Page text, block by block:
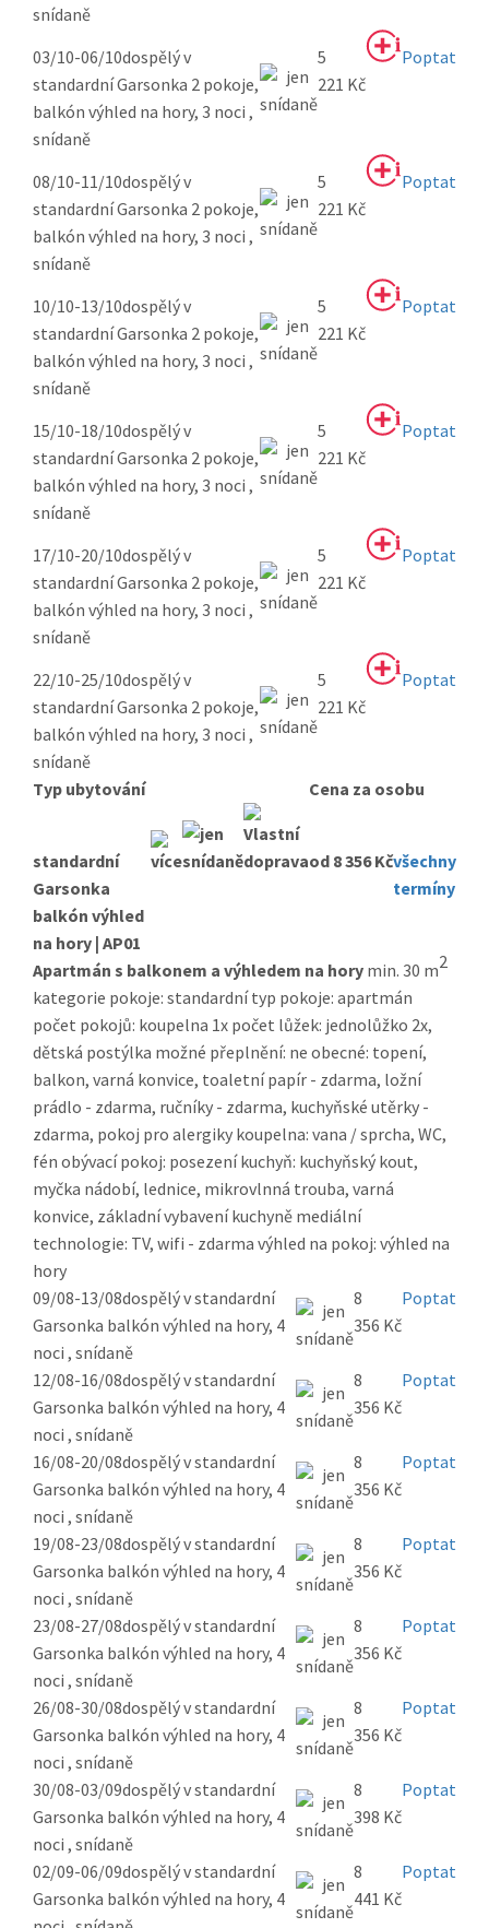
snídaně
03/10-06/10dospělý v
standardní Garsonka 2 pokoje,
balkón výhled na hory, 3 noci ,
snídaně
5
221 Kč
Poptat
08/10-11/10dospělý v
standardní Garsonka 2 pokoje,
balkón výhled na hory, 3 noci ,
snídaně
5
221 Kč
Poptat
10/10-13/10dospělý v
standardní Garsonka 2 pokoje,
balkón výhled na hory, 3 noci ,
snídaně
5
221 Kč
Poptat
15/10-18/10dospělý v
standardní Garsonka 2 pokoje,
balkón výhled na hory, 3 noci ,
snídaně
5
221 Kč
Poptat
17/10-20/10dospělý v
standardní Garsonka 2 pokoje,
balkón výhled na hory, 3 noci ,
snídaně
5
221 Kč
Poptat
22/10-25/10dospělý v
standardní Garsonka 2 pokoje,
balkón výhled na hory, 3 noci ,
snídaně
5
221 Kč
Poptat
Typ ubytování Cena za osobu
standardní
Garsonka
balkón výhled
na hory | AP01
od 8 356 Kčvšechny
termíny
Apartmán s balkonem a výhledem na hory min. 30 m2
kategorie pokoje: standardní typ pokoje: apartmán
počet pokojů: koupelna 1x počet lůžek: jednolůžko 2x,
dětská postýlka možné přeplnění: ne obecné: topení,
balkon, varná konvice, toaletní papír - zdarma, ložní
prádlo - zdarma, ručníky - zdarma, kuchyňské utěrky -
zdarma, pokoj pro alergiky koupelna: vana / sprcha, WC,
fén obývací pokoj: posezení kuchyň: kuchyňský kout,
myčka nádobí, lednice, mikrovlnná trouba, varná
konvice, základní vybavení kuchyně mediální
technologie: TV, wifi - zdarma výhled na pokoj: výhled na
hory
09/08-13/08dospělý v standardní
Garsonka balkón výhled na hory, 4
noci , snídaně
8
356 Kč
Poptat
12/08-16/08dospělý v standardní
Garsonka balkón výhled na hory, 4
noci , snídaně
8
356 Kč
Poptat
16/08-20/08dospělý v standardní
Garsonka balkón výhled na hory, 4
noci , snídaně
8
356 Kč
Poptat
19/08-23/08dospělý v standardní
Garsonka balkón výhled na hory, 4
noci , snídaně
8
356 Kč
Poptat
23/08-27/08dospělý v standardní
Garsonka balkón výhled na hory, 4
noci , snídaně
8
356 Kč
Poptat
26/08-30/08dospělý v standardní
Garsonka balkón výhled na hory, 4
noci , snídaně
8
356 Kč
Poptat
30/08-03/09dospělý v standardní
Garsonka balkón výhled na hory, 4
noci , snídaně
8
398 Kč
Poptat
02/09-06/09dospělý v standardní
Garsonka balkón výhled na hory, 4
8
441 Kč
Poptat